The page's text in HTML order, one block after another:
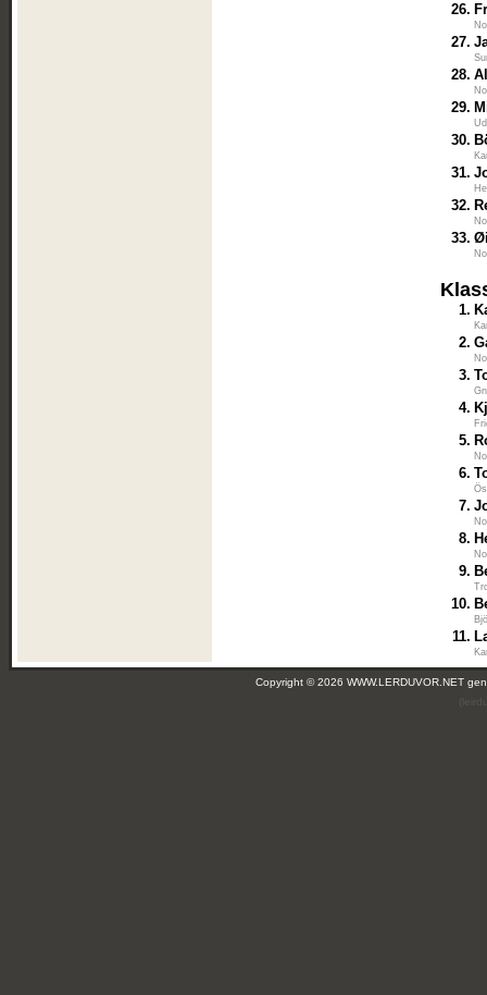
26.
27.
28.
29.
30.
31.
32.
33.
1.
2.
3.
4.
5.
6.
7.
8.
9.
10.
11.
Copyright © 2026 WWW.LERDUVOR.NET